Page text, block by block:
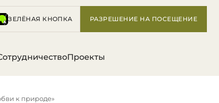
ЗЕЛЁНАЯ КНОПКА РАЗРЕШЕНИЕ НА ПОСЕЩЕНИЕ
Проекты
к природе»